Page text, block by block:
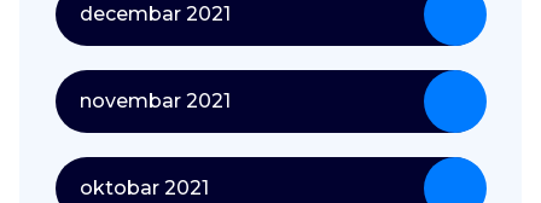
decembar 2021
novembar 2021
oktobar 2021